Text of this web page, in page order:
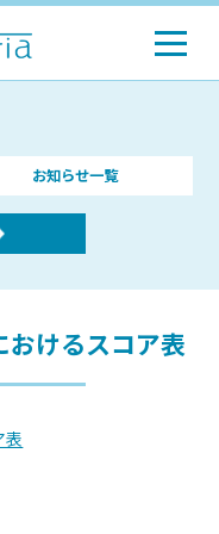
お知らせ一覧
おけるスコア表
表